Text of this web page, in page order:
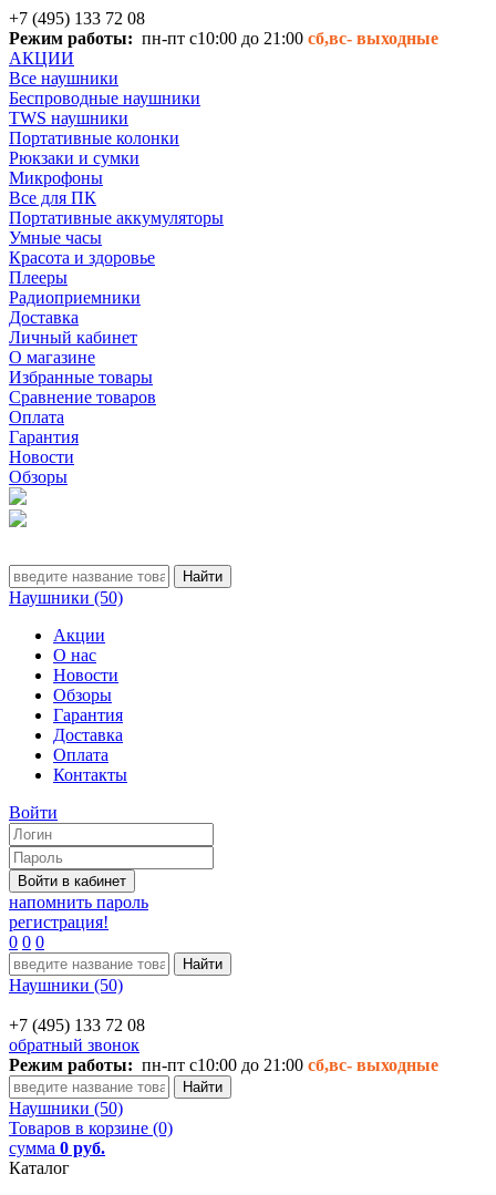
+7 (495) 133 72 08
Режим работы: пн-пт с10:00 до 21:00 сб,вс- выходные
АКЦИИ
Все наушники
Беспроводные наушники
TWS наушники
Портативные колонки
Рюкзаки и сумки
Микрофоны
Все для ПК
Портативные аккумуляторы
Умные часы
Красота и здоровье
Плееры
Радиоприемники
Доставка
Личный кабинет
О магазине
Избранные товары
Сравнение товаров
Оплата
Гарантия
Новости
Обзоры
Наушники (50)
Акции
О нас
Новости
Обзоры
Гарантия
Доставка
Оплата
Контакты
Войти
напомнить пароль
регистрация!
0 0 0
Наушники (50)
+7 (495) 133 72 08
обратный звонок
Режим работы: пн-пт с10:00 до 21:00 сб,вс- выходные
Наушники (50)
Товаров в корзине (0)
сумма 0 руб.
Каталог